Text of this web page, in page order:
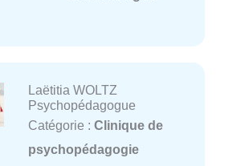
Laëtitia WOLTZ
Psychopédagogue
Catégorie : Clinique de
psychopédagogie